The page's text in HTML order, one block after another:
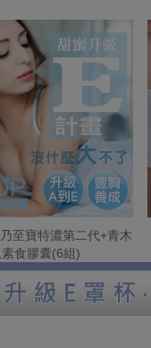
乃至寶特濃第二代+青木
素食膠囊(6組)